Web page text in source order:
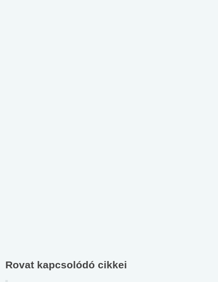
Rovat kapcsolódó cikkei